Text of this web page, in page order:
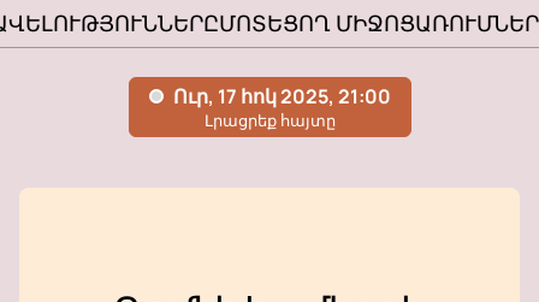
ՄՈՏԵՑՈՂ ՄԻՋՈՑԱՌՈՒՄՆԵՐ